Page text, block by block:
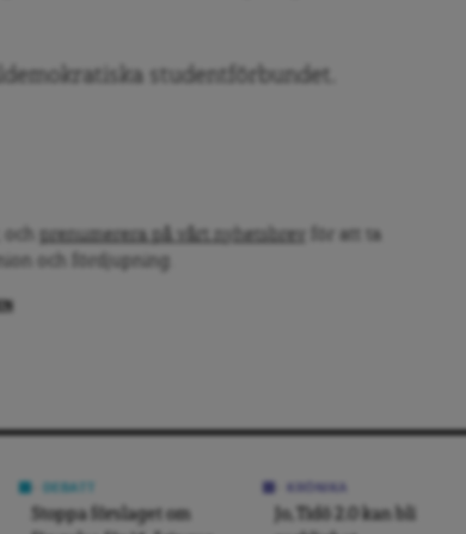
studentförbundet.
prenumerera på vårt nyhetsbrev
för att ta
och fördjupning.
Stoppa förslaget om
Jo, Tidö 2.0 kan bli